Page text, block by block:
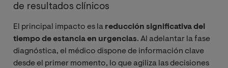
de resultados clínicos
El principal impacto es la reducción significativa del
tiempo de estancia en urgencias. Al adelantar la fase
diagnóstica, el médico dispone de información clave
desde el primer momento, lo que agiliza las decisiones